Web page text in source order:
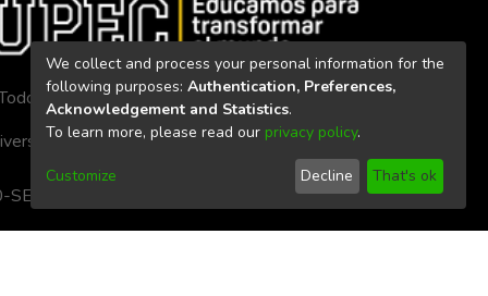
los derechos reservados 2023
Politécnica Estatal del Carchi
SE-33-CACES-2020
We collect and process your personal information for the
following purposes: Authentication, Preferences,
Acknowledgement and Statistics.
To learn more, please read our privacy policy.
Customize Decline That's ok